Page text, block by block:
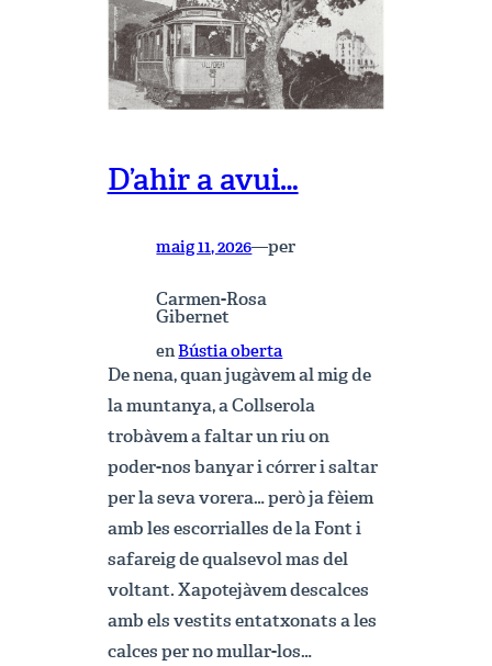
D’ahir a avui…
maig 11, 2026—per
Carmen-Rosa
Gibernet
enBústia oberta
De nena, quan jugàvem al mig de
la muntanya, a Collserola
trobàvem a faltar un riu on
poder-nos banyar i córrer i saltar
per la seva vorera… però ja fèiem
amb les escorrialles de la Font i
safareig de qualsevol mas del
voltant. Xapotejàvem descalces
amb els vestits entatxonats a les
calces per no mullar-los…